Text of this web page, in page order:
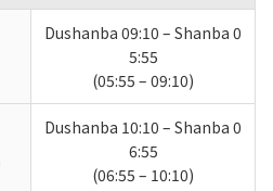
Dushanba 09:10 – Shanba 0
5:55
(05:55 – 09:10)
Dushanba 10:10 – Shanba 0
6:55
(06:55 – 10:10)